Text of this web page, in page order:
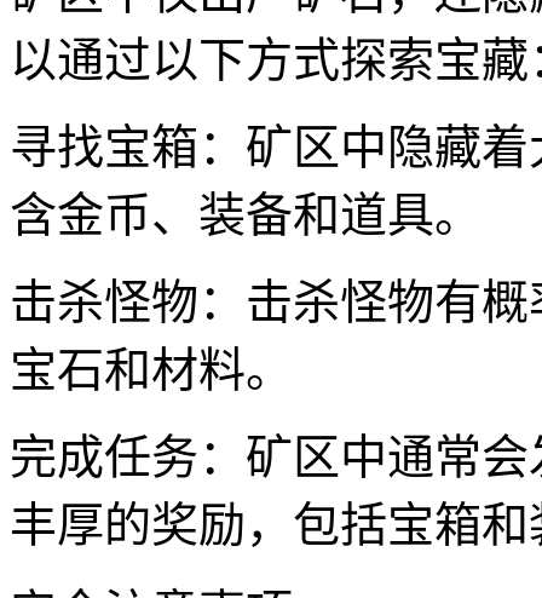
以通过以下方式探索宝藏
寻找宝箱：矿区中隐藏
含金币、装备和道具。
击杀怪物：击杀怪物有
宝石和材料。
完成任务：矿区中通常
丰厚的奖励，包括宝箱和